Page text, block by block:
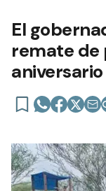
El
remate de
aniversario